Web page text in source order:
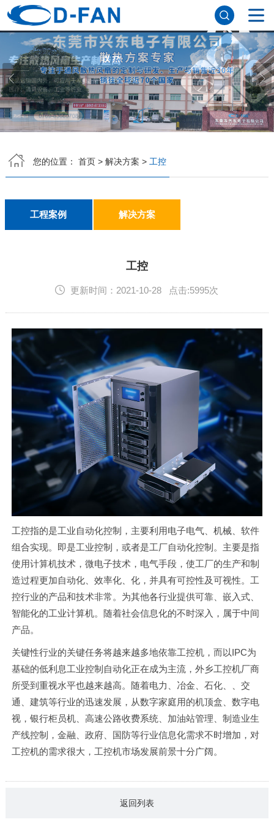
网站首页
关于我们
公司简介
董事长寄语
发展历程
公司优势
企业文化
荣誉资质
企业风采
仪器设备
视频中心
产品中心
应用案例
工程案例
解决方案
公司新闻
行业资讯
常见问题
您的位置： 首页> 解决方案 > 工控
工程案例 解决方案
工控
更新时间：2021-10-28 点击:5995次
工控指的是工业自动化控制，主要利用电子电气、机械、软件
组合实现。即是工业控制，或者是工厂自动化控制。主要是指
使用计算机技术，微电子技术，电气手段，使工厂的生产和制
造过程更加自动化、效率化、化，并具有可控性及可视性。工
控行业的产品和技术非常。为其他各行业提供可靠、嵌入式、
智能化的工业计算机。随着社会信息化的不时深入，属于中间
产品。
关键性行业的关键任务将越来越多地依靠工控机，而以IPC为
基础的低利息工业控制自动化正在成为主流，外乡工控机厂商
所受到重视水平也越来越高。随着电力、冶金、石化、、交
通、建筑等行业的迅速发展，从数字家庭用的机顶盒、数字电
视，银行柜员机、高速公路收费系统、加油站管理、制造业生
产线控制，金融、政府、国防等行业信息化需求不时增加，对
工控机的需求很大，工控机市场发展前景十分广阔。
返回列表